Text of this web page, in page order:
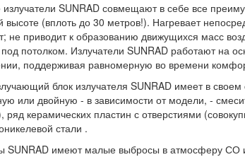
излучатели SUNRAD совмещают в себе все
высоте (вплоть до 30 метров!). Нагревает
не приводит к образованию движущихся масс
под потолком. Излучатели SUNRAD работают на
поддерживая равномерную во времени
блок излучателя SUNRAD имеет в своем
или двойную - в зависимости от модели, -
ряд керамических пластин с отверстиями
стали .
SUNRAD имеют малые выбросы в атмосферу СО